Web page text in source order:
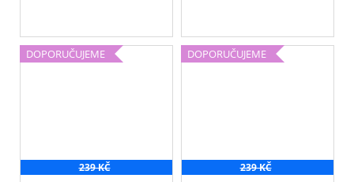
DOPORUČUJEME
239 KČ
DOPORUČUJEME
239 KČ